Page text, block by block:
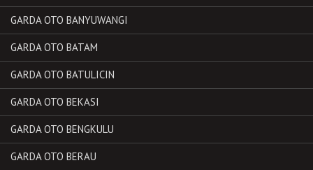
GARDA OTO BANYUWANGI
GARDA OTO BATAM
GARDA OTO BATULICIN
GARDA OTO BEKASI
GARDA OTO BENGKULU
GARDA OTO BERAU